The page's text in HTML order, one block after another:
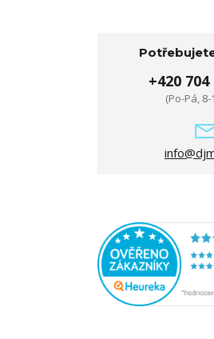
+420 704
(Po-Pá,